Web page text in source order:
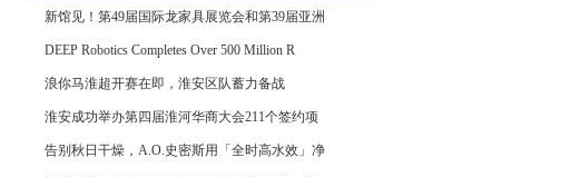
新馆见！第49届国际龙家具展览会和第39届亚洲
DEEP Robotics Completes Over 500 Million R
浪你马淮超开赛在即，淮安区队蓄力备战
淮安成功举办第四届淮河华商大会211个签约项
告别秋日干燥，A.O.史密斯用「全时高水效」净